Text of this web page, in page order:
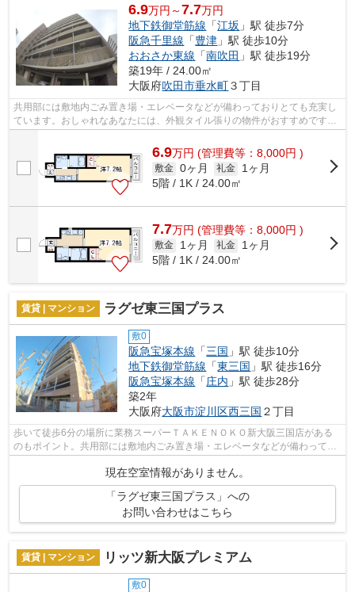
6.9万円～7.7万円
地下鉄御堂筋線 「江坂 」駅 徒歩7分
阪急千里線 「豊津 」駅 徒歩10分
おおさか東線 「南吹田 」駅 徒歩19分
築19年 / 24.00㎡
大阪府吹田市垂水町３丁目
共用部には敷地内ごみ置き場・エレベータなどが備わっておりとても充実し
ています。おしゃれなあなたには、外観タイル張りの物件がおすすめです。
周辺に2駅あるので電車通勤しやすいで...
6.9万円 (管理費等：8,000円 )
敷金 0ヶ月 礼金
1ヶ月
5階 / 1K / 24.00㎡
7.7万円 (管理費等：8,000円 )
敷金 1ヶ月 礼金
1ヶ月
5階 / 1K / 24.00㎡
賃貸 | マンション ラグゼ東三国プラス
敷0
阪急宝塚本線 「三国 」駅 徒歩10分
地下鉄御堂筋線 「東三国 」駅 徒歩16分
阪急宝塚本線 「庄内 」駅 徒歩28分
築2年
大阪府大阪市淀川区西三国 ２丁目
歩いて徒歩6分の場所に業務スーパーＴＡＫＥＮＯＫＯ新大阪三国店がある
のもポイント。共用部には敷地内ごみ置き場・エレベータなどが備わってお
りとても充実しています。こちらはマン...
現在空室情報がありません。
「ラグゼ東三国プラス」への
お問い合わせはこちら
賃貸 | マンション リッツ新大阪プレミアム
敷0